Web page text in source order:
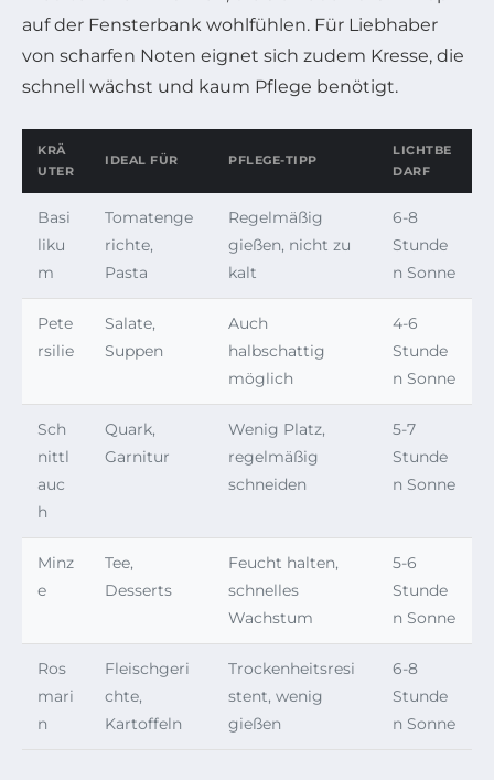
auf der Fensterbank wohlfühlen. Für Liebhaber
von scharfen Noten eignet sich zudem Kresse, die
schnell wächst und kaum Pflege benötigt.
KRÄ
UTER
IDEAL FÜR PFLEGE-TIPP
LICHTBE
DARF
Basi
liku
m
Tomatenge
richte,
Pasta
Regelmäßig
gießen, nicht zu
kalt
6-8
Stunde
n Sonne
Pete
rsilie
Salate,
Suppen
Auch
halbschattig
möglich
4-6
Stunde
n Sonne
Sch
nittl
auc
h
Quark,
Garnitur
Wenig Platz,
regelmäßig
schneiden
5-7
Stunde
n Sonne
Minz
e
Tee,
Desserts
Feucht halten,
schnelles
Wachstum
5-6
Stunde
n Sonne
Ros
mari
n
Fleischgeri
chte,
Kartoffeln
Trockenheitsresi
stent, wenig
gießen
6-8
Stunde
n Sonne